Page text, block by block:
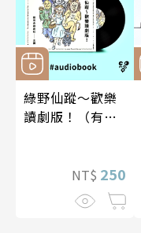
綠野仙蹤～歡樂
讀劇版！（有聲
NT$ 250